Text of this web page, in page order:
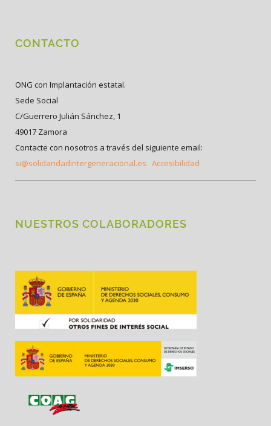
CONTACTO
ONG con Implantación estatal.
Sede Social
C/Guerrero Julián Sánchez, 1
49017 Zamora
Contacte con nosotros a través del siguiente email:
si@solidaridadintergeneracional.es Accesibilidad
NUESTROS COLABORADORES